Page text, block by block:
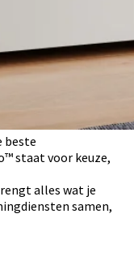
beste
staat voor keuze,
alles wat je
samen,